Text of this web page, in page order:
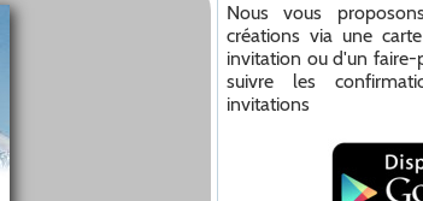
Nous vous
créations via une
invitation ou d'un
suivre les
invitations